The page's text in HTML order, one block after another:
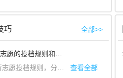
巧 全部>>
投档规则，分三个具体步骤：
查看全部